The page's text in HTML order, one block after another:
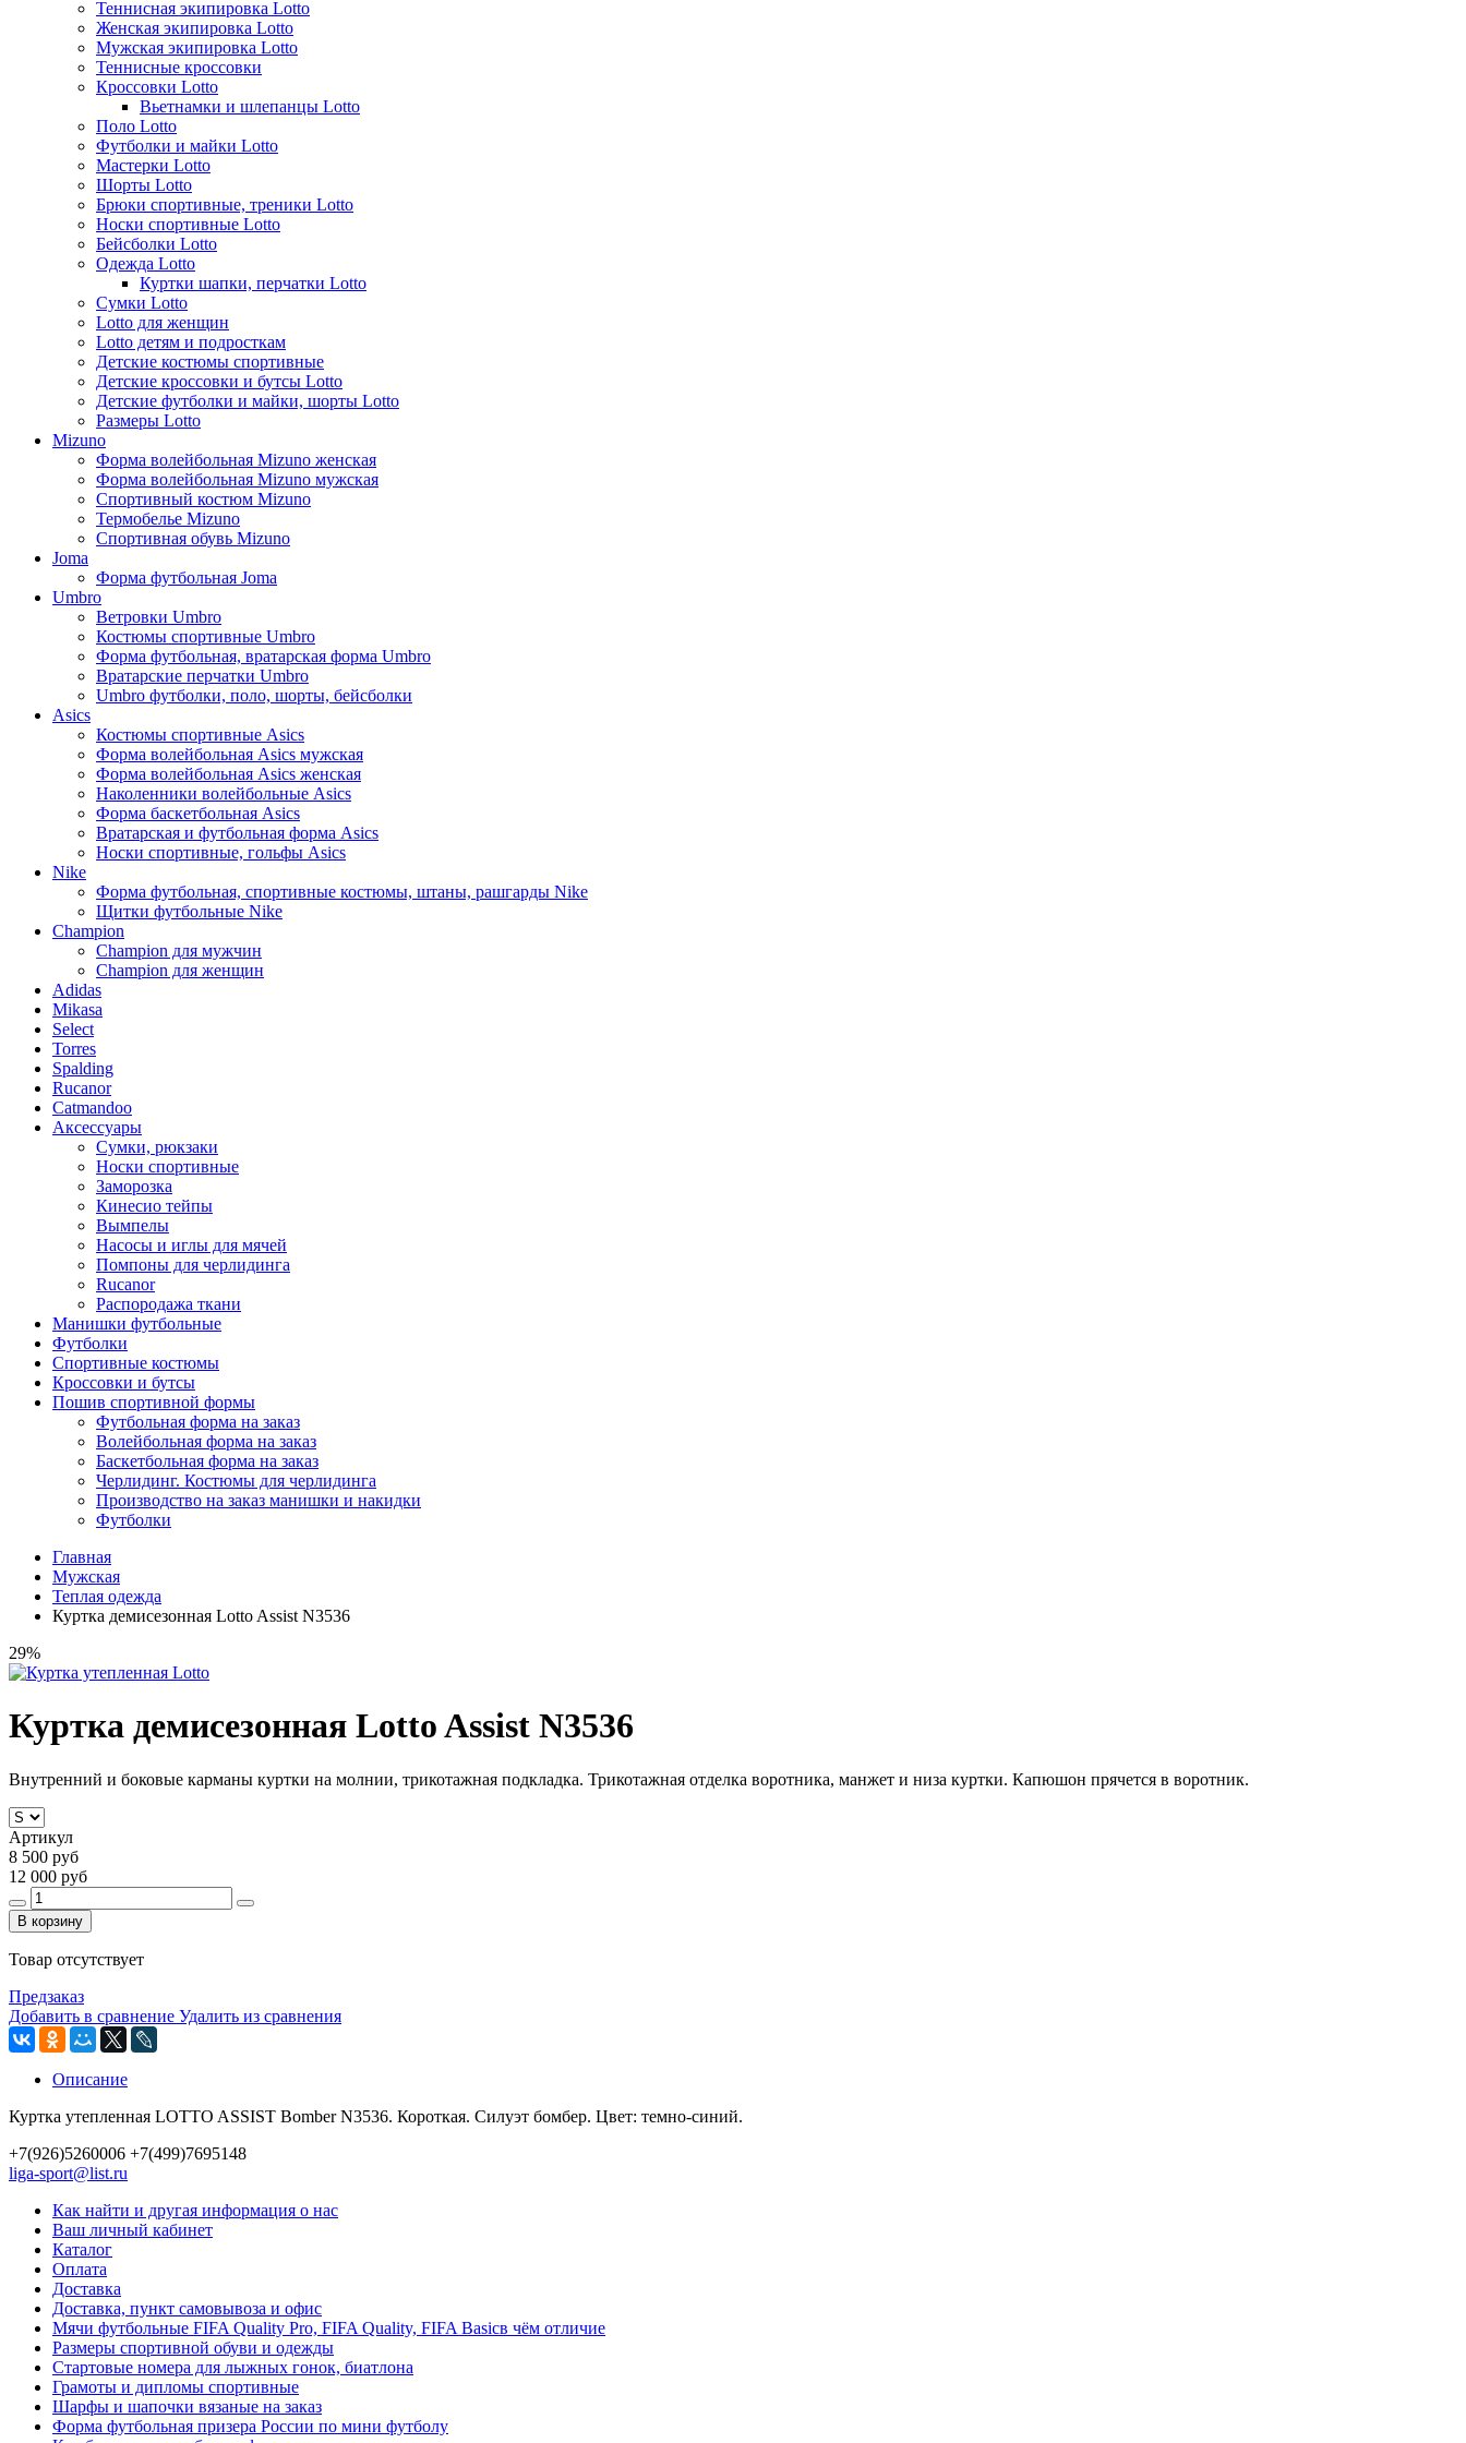
Теннисная экипировка Lotto
Женская экипировка Lotto
Мужская экипировка Lotto
Теннисные кроссовки
Кроссовки Lotto
Вьетнамки и шлепанцы Lotto
Поло Lotto
Футболки и майки Lotto
Мастерки Lotto
Шорты Lotto
Брюки спортивные, треники Lotto
Носки спортивные Lotto
Бейсболки Lotto
Одежда Lotto
Куртки шапки, перчатки Lotto
Сумки Lotto
Lotto для женщин
Lotto детям и подросткам
Детские костюмы спортивные
Детские кроссовки и бутсы Lotto
Детские футболки и майки, шорты Lotto
Размеры Lotto
Mizuno
Форма волейбольная Mizuno женская
Форма волейбольная Mizuno мужская
Спортивный костюм Mizuno
Термобелье Mizuno
Спортивная обувь Mizuno
Joma
Форма футбольная Joma
Umbro
Ветровки Umbro
Костюмы спортивные Umbro
Форма футбольная, вратарская форма Umbro
Вратарские перчатки Umbro
Umbro футболки, поло, шорты, бейсболки
Asics
Костюмы спортивные Asics
Форма волейбольная Asics мужская
Форма волейбольная Asics женская
Наколенники волейбольные Asics
Форма баскетбольная Asics
Вратарская и футбольная форма Asics
Носки спортивные, гольфы Asics
Nike
Форма футбольная, спортивные костюмы, штаны, рашгарды Nike
Щитки футбольные Nike
Champion
Champion для мужчин
Champion для женщин
Adidas
Mikasa
Select
Torres
Spalding
Rucanor
Catmandoo
Аксессуары
Сумки, рюкзаки
Носки спортивные
Заморозка
Кинесио тейпы
Вымпелы
Насосы и иглы для мячей
Помпоны для черлидинга
Rucanor
Распородажа ткани
Манишки футбольные
Футболки
Спортивные костюмы
Кроссовки и бутсы
Пошив спортивной формы
Футбольная форма на заказ
Волейбольная форма на заказ
Баскетбольная форма на заказ
Черлидинг. Костюмы для черлидинга
Производство на заказ манишки и накидки
Футболки
Главная
Мужская
Теплая одежда
Куртка демисезонная Lotto Assist N3536
29%
Куртка демисезонная Lotto Assist N3536
Внутренний и боковые карманы куртки на молнии, трикотажная подкладка. Трикотажная отделка воротника, манжет и низа куртки. Капюшон прячется в воротник.
Артикул
8 500 руб
12 000 руб
В корзину
Товар отсутствует
Предзаказ
Добавить в сравнение Удалить из сравнения
Описание
Куртка утепленная LOTTO ASSIST Bomber N3536. Короткая. Силуэт бомбер. Цвет: темно-синий.
+7(926)5260006 +7(499)7695148
liga-sport@list.ru
Как найти и другая информация о нас
Ваш личный кабинет
Каталог
Оплата
Доставка
Доставка, пункт самовывоза и офис
Мячи футбольные FIFA Quality Pro, FIFA Quality, FIFA Basicв чём отличие
Размеры спортивной обуви и одежды
Стартовые номера для лыжных гонок, биатлона
Грамоты и дипломы спортивные
Шарфы и шапочки вязаные на заказ
Форма футбольная призера России по мини футболу